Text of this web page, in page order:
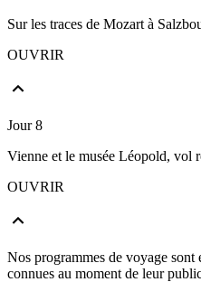
Sur les traces de Mozart à
OUVRIR
Jour 8
Vienne et le musée Léopold, vol
OUVRIR
Nos programmes de voyage sont
connues au moment de leur